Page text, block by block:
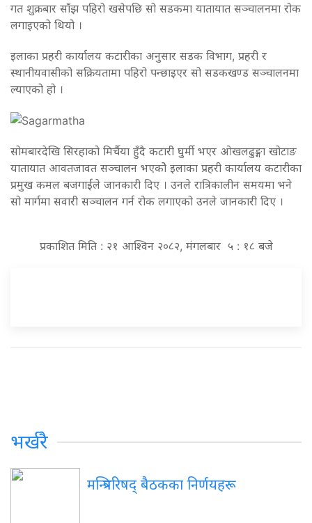
गत शुक्रबार साँझ पहिरो खसेपछि सो सडकमा यातायात सञ्चालनमा रोक
लगाइएको थियो ।
इलाका प्रहरी कार्यालय कटारीका अनुसार सडक विभाग, प्रहरी र
स्थानीयवासीको सक्रियतामा पहिरो पन्छाइएर सो सडकखण्ड सञ्चालनमा
ल्याएको हो ।
सोमबारदेखि सिरहाको मिर्चैया हुँदै कटारी घुर्मी भएर ओखलढुङ्गा खोटाङ
यातायात आवतजावत सञ्चालन भएकोे इलाका प्रहरी कार्यालय कटारीका
प्रमुख कमल बजगाईंले जानकारी दिए । उनले रात्रिकालीन समयमा भने
सो मार्गमा सवारी सञ्चालन गर्न रोक लगाएको उनले जानकारी दिए ।
प्रकाशित मिति : २१ आश्विन २०८२, मंगलबार ५ : १८ बजे
भर्खरै
मन्त्रिपरिषद् बैठकका निर्णयहरू